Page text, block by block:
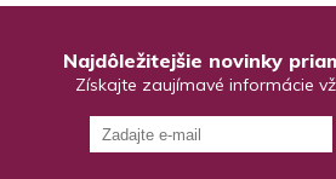
Najdôležitejšie novinky
Získajte zaujímavé informácie